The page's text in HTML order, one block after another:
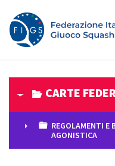
▼
CARTE
REGOLAMENTI E
AGONISTICA